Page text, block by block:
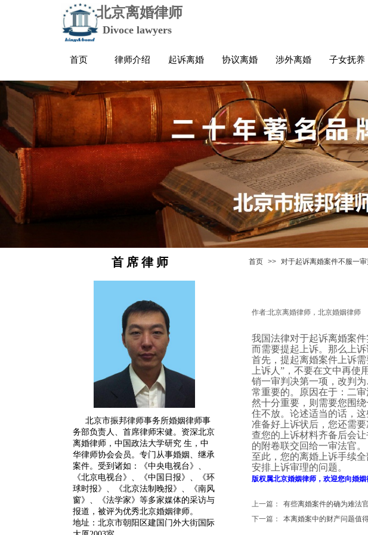
北京离婚律师
Divoce lawyers
首页 律师介绍 起诉离婚 协议离婚 涉外离婚 子女抚养
首 席 律 师 首页 >> 对于起诉离婚案件不服一
作者:北京离婚律师，北京婚姻律师
我国法律对于起诉离婚案
而需要提起上诉。那么上
首先，提起离婚案件上诉
上诉人 ” ，不要在文中再使
销一审判决第一项，改判为
常重要的。原因在于：二审
然十分重要，则需要您围
住不放。论述适当的话，
准备好上诉状后，您还需
查您的上诉材料齐备后会
的附卷联交回给一审法官。
至此，您的离婚上诉手续
安排上诉审理的问题。
版权属北京婚姻律师 ，欢迎您向婚姻
上一篇：
有些离婚案件的确为难法
下一篇：
本离婚案中的财产问题值
北京市振邦律师事务所婚姻律师事
务部负责人、首席律师宋健。 资深北京
离婚律师 ，中国政法大学研究 生，中
华律师协会会员。专门从事婚姻、继承
案件。受到诸如：《中央电视台》、
《北京电视台》、《中国日报》、《环
球时报》、《北京法制晚报》、《南风
窗》、《法学家》等多家媒体的采访与
报道，被评为优秀北京婚姻律师。
地址：北京市朝阳区建国门外大街国际